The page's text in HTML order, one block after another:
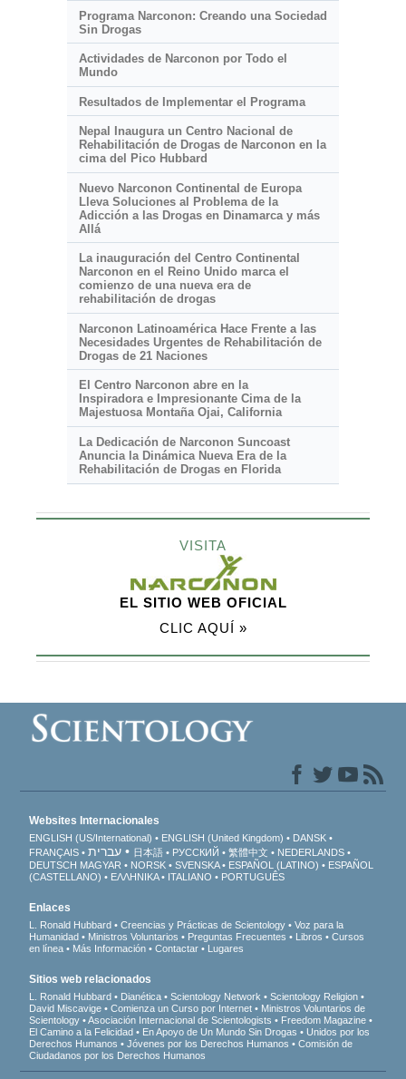
Programa Narconon: Creando una Sociedad
Sin Drogas
Actividades de Narconon por Todo el
Mundo
Resultados de Implementar el Programa
Nepal Inaugura un Centro Nacional de
Rehabilitación de Drogas de Narconon en la
cima del Pico Hubbard
Nuevo Narconon Continental de Europa
Lleva Soluciones al Problema de la
Adicción a las Drogas en Dinamarca y más
Allá
La inauguración del Centro Continental
Narconon en el Reino Unido marca el
comienzo de una nueva era de
rehabilitación de drogas
Narconon Latinoamérica Hace Frente a las
Necesidades Urgentes de Rehabilitación de
Drogas de 21 Naciones
El Centro Narconon abre en la
Inspiradora e ImpresionanteCima de la
Majestuosa Montaña Ojai, California
La Dedicación de Narconon Suncoast
Anuncia la Dinámica Nueva Era de la
Rehabilitación de Drogas en Florida
VISITA
EL SITIO WEB OFICIAL
CLIC AQUÍ »
Websites Internacionales
ENGLISH (US/International) ENGLISH (United Kingdom)
DANSK
FRANÇAIS
עברית 日本語 РУССКИЙ 繁體中文
NEDERLANDS
DEUTSCH MAGYAR NORSK SVENSKA ESPAÑOL (LATINO)
ESPAÑOL
(CASTELLANO)
ΕΛΛΗΝΙΚA ITALIANO PORTUGUÊS
Enlaces
L. Ronald Hubbard Creencias y Prácticas de Scientology
Voz para la
Humanidad
Ministros Voluntarios Preguntas Frecuentes Libros
Cursos
en línea
Más Información Contactar Lugares
Sitios web relacionados
L. Ronald Hubbard Dianética Scientology Network
Scientology Religion
David Miscavige
Comienza un Curso por Internet
Ministros Voluntarios de
Scientology
Asociación Internacional de Scientologists
Freedom Magazine
El Camino a la Felicidad
En Apoyo de Un Mundo Sin Drogas
Unidos por los
Derechos Humanos
Jóvenes por los Derechos Humanos
Comisión de
Ciudadanos por los Derechos Humanos